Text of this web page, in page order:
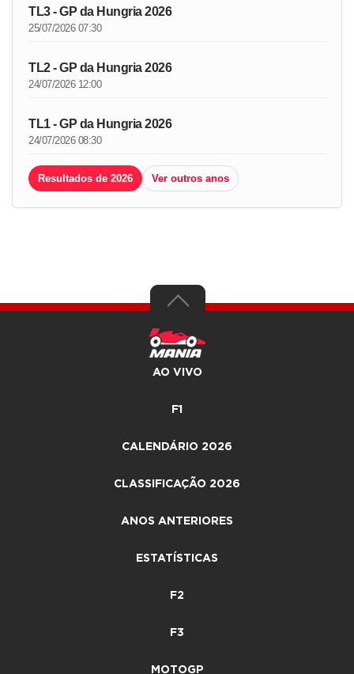
TL3 - GP da Hungria 2026
25/07/2026 07:30
TL2 - GP da Hungria 2026
24/07/2026 12:00
TL1 - GP da Hungria 2026
24/07/2026 08:30
Resultados de 2026 Ver outros anos
AO VIVO
F1
CALENDÁRIO 2026
CLASSIFICAÇÃO 2026
ANOS ANTERIORES
ESTATÍSTICAS
F2
F3
MOTOGP